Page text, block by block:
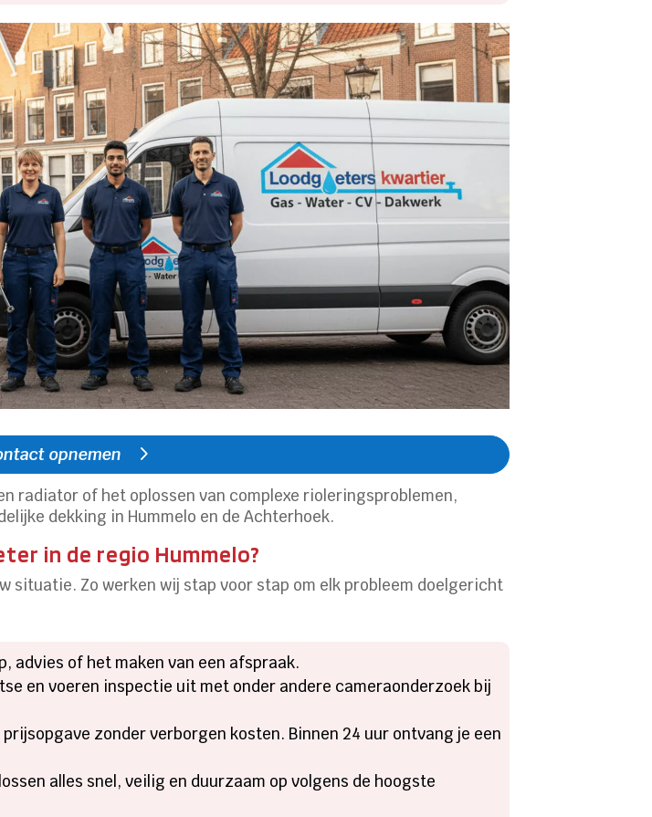
opnemen
radiator of het oplossen van complexe rioleringsproblemen,
dekking in Hummelo en de Achterhoek.
in de regio Hummelo?
Zo werken wij stap voor stap om elk probleem doelgericht
advies of het maken van een afspraak.
en voeren inspectie uit met onder andere cameraonderzoek bij
zonder verborgen kosten. Binnen 24 uur ontvang je een
alles snel, veilig en duurzaam op volgens de hoogste